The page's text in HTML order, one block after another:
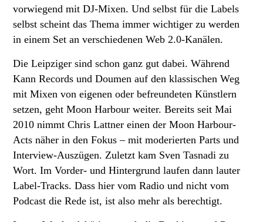
vorwiegend mit DJ-Mixen. Und selbst für die Labels
selbst scheint das Thema immer wichtiger zu werden
in einem Set an verschiedenen Web 2.0-Kanälen.
Die Leipziger sind schon ganz gut dabei. Während
Kann Records und Doumen auf den klassischen Weg
mit Mixen von eigenen oder befreundeten Künstlern
setzen, geht Moon Harbour weiter. Bereits seit Mai
2010 nimmt Chris Lattner einen der Moon Harbour-
Acts näher in den Fokus – mit moderierten Parts und
Interview-Auszügen. Zuletzt kam Sven Tasnadi zu
Wort. Im Vorder- und Hintergrund laufen dann lauter
Label-Tracks. Dass hier vom Radio und nicht vom
Podcast die Rede ist, ist also mehr als berechtigt.